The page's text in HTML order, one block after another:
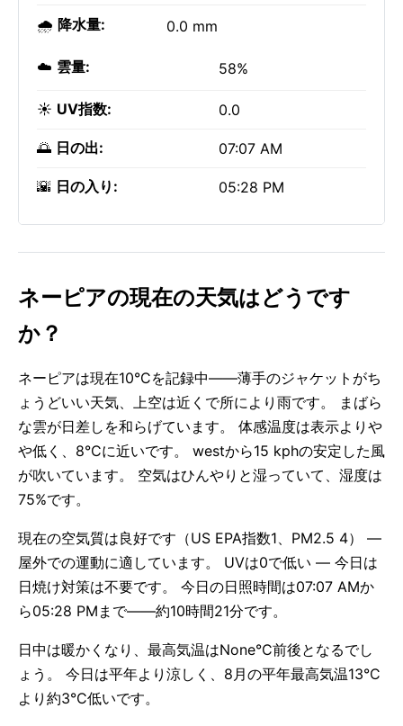
🌧️ 降水量: 0.0 mm
☁️ 雲量: 58%
☀️ UV指数: 0.0
🌅 日の出: 07:07 AM
🌇 日の入り: 05:28 PM
ネーピアの現在の天気はどうです
か？
ネーピアは現在10°Cを記録中——薄手のジャケットがち
ょうどいい天気、上空は近くで所により雨です。 まばら
な雲が日差しを和らげています。 体感温度は表示よりや
や低く、8°Cに近いです。 westから15 kphの安定した風
が吹いています。 空気はひんやりと湿っていて、湿度は
75%です。
現在の空気質は良好です（US EPA指数1、PM2.5 4） —
屋外での運動に適しています。 UVは0で低い — 今日は
日焼け対策は不要です。 今日の日照時間は07:07 AMか
ら05:28 PMまで——約10時間21分です。
日中は暖かくなり、最高気温はNone°C前後となるでし
ょう。 今日は平年より涼しく、8月の平年最高気温13°C
より約3°C低いです。